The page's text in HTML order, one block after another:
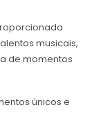
musicais,
de momentos
únicos e